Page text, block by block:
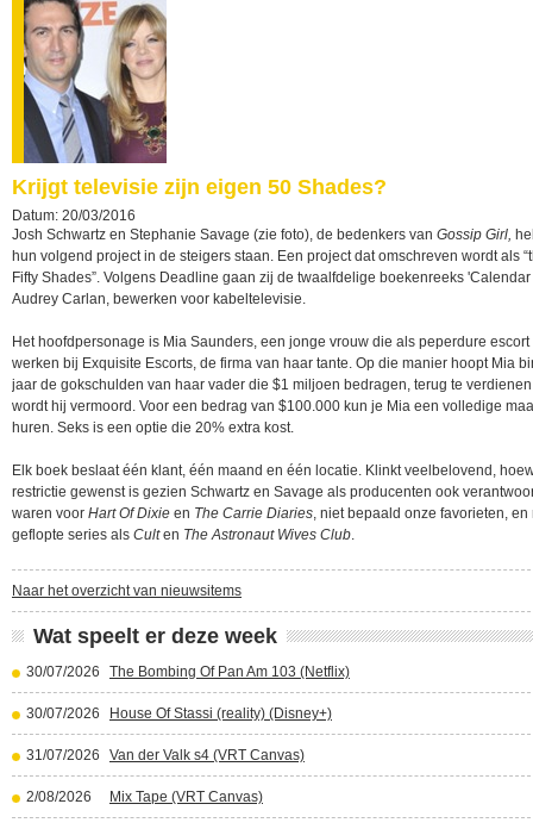
Krijgt televisie zijn eigen 50 Shades?
Datum: 20/03/2016
Josh Schwartz en Stephanie Savage (zie foto), de bedenkers van Gossip Girl,
hun volgend project in de steigers staan. Een project dat omschreven wordt als
Fifty Shades”. Volgens Deadline gaan zij de twaalfdelige boekenreeks
Audrey Carlan, bewerken voor kabeltelevisie.
Het hoofdpersonage is Mia Saunders, een jonge vrouw die als peperdure escort
werken bij Exquisite Escorts, de firma van haar tante. Op die manier hoopt Mia
jaar de gokschulden van haar vader die $1 miljoen bedragen, terug te
wordt hij vermoord. Voor een bedrag van $100.000 kun je Mia een volledige
huren. Seks is een optie die 20% extra kost.
Elk boek beslaat één klant, één maand en één locatie. Klinkt veelbelovend,
restrictie gewenst is gezien Schwartz en Savage als producenten ook
waren voor Hart Of Dixie en The Carrie Diaries, niet bepaald onze favorieten, en
geflopte series als Culten The Astronaut Wives Club.
Naar het overzicht van nieuwsitems
Wat speelt er deze week
30/07/2026 The Bombing Of Pan Am 103 (Netflix)
30/07/2026 House Of Stassi (reality) (Disney+)
31/07/2026 Van der Valk s4 (VRT Canvas)
2/08/2026 Mix Tape (VRT Canvas)